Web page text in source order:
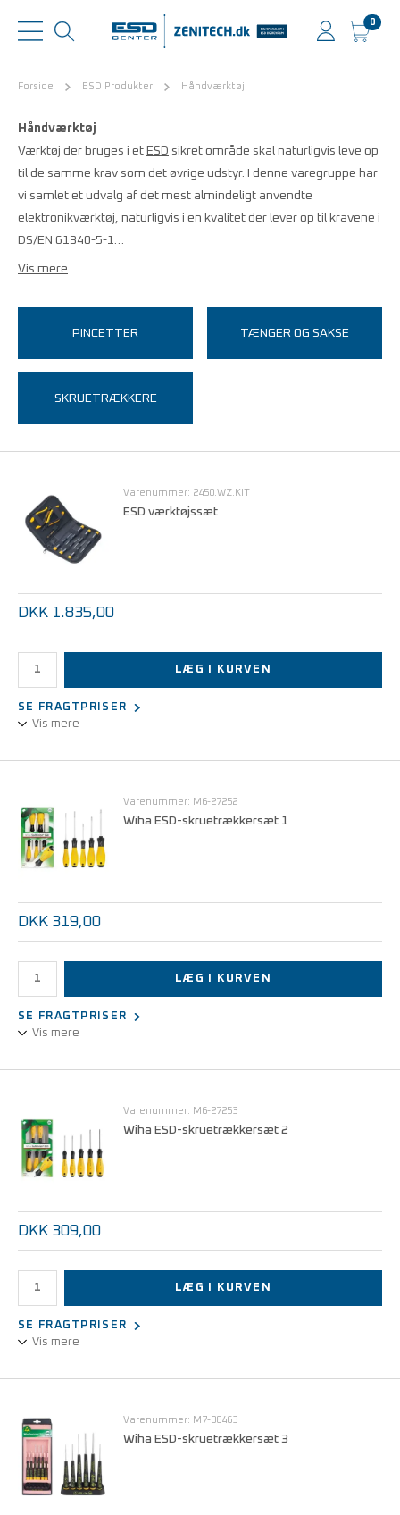
0
Forside ESD Produkter Håndværktøj
Håndværktøj
Værktøj der bruges i et ESD sikret område skal naturligvis leve op
til de samme krav som det øvrige udstyr. I denne varegruppe har
vi samlet et udvalg af det mest almindeligt anvendte
elektronikværktøj, naturligvis i en kvalitet der lever op til kravene i
DS/EN 61340-5-1…
Vis mere
PINCETTER TÆNGER OG SAKSE
SKRUETRÆKKERE
Varenummer: 2450.WZ.KIT
ESD værktøjssæt
DKK 1.835,00
LÆG I KURVEN
SE FRAGTPRISER
Vis mere
Varenummer: M6-27252
Wiha ESD-skruetrækkersæt 1
DKK 319,00
LÆG I KURVEN
SE FRAGTPRISER
Vis mere
Varenummer: M6-27253
Wiha ESD-skruetrækkersæt 2
DKK 309,00
LÆG I KURVEN
SE FRAGTPRISER
Vis mere
Varenummer: M7-08463
Wiha ESD-skruetrækkersæt 3